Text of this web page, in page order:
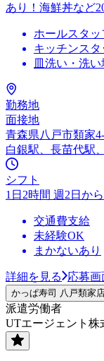
あり！海鮮丼など
ホールスタッ
キッチンスタ
皿洗い・洗い
勤務地
面接地
青森県八戸市類家4-
白銀駅、長苗代駅
シフト
1日2時間 週2日か
交通費支給
未経験OK
まかないあり
詳細を見る 応募画
かっぱ寿司 八戸類家
派遣労働者
UTエージェント株